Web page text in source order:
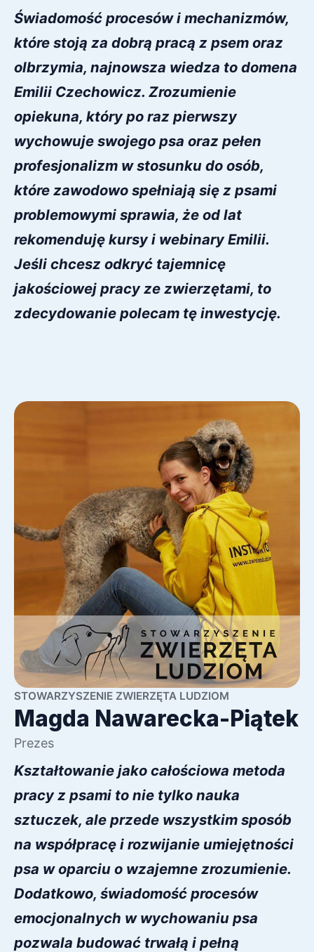
Świadomość procesów i mechanizmów,
które stoją za dobrą pracą z psem oraz
olbrzymia, najnowsza wiedza to domena
Emilii Czechowicz. Zrozumienie
opiekuna, który po raz pierwszy
wychowuje swojego psa oraz pełen
profesjonalizm w stosunku do osób,
które zawodowo spełniają się z psami
problemowymi sprawia, że od lat
rekomenduję kursy i webinary Emilii.
Jeśli chcesz odkryć tajemnicę
jakościowej pracy ze zwierzętami, to
zdecydowanie polecam tę inwestycję.
STOWARZYSZENIE ZWIERZĘTA LUDZIOM
Magda Nawarecka-Piątek
Prezes
Kształtowanie jako całościowa metoda
pracy z psami to nie tylko nauka
sztuczek, ale przede wszystkim sposób
na współpracę i rozwijanie umiejętności
psa w oparciu o wzajemne zrozumienie.
Dodatkowo, świadomość procesów
emocjonalnych w wychowaniu psa
pozwala budować trwałą i pełną